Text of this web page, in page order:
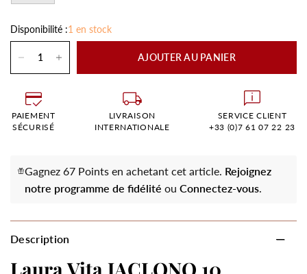
Disponibilité :1 en stock
AJOUTER AU PANIER
PAIEMENT
SÉCURISÉ
LIVRAISON
INTERNATIONALE
SERVICE CLIENT
+33 (0)7 61 07 22 23
Gagnez 67 Points en achetant cet article. Rejoignez
notre programme de fidélité ouConnectez-vous.
Description
Laura Vita JACLONO 10